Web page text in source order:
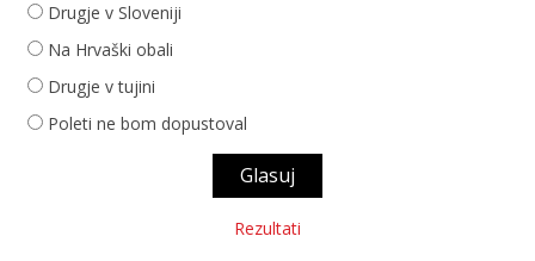
Drugje v Sloveniji
Na Hrvaški obali
Drugje v tujini
Poleti ne bom dopustoval
Rezultati